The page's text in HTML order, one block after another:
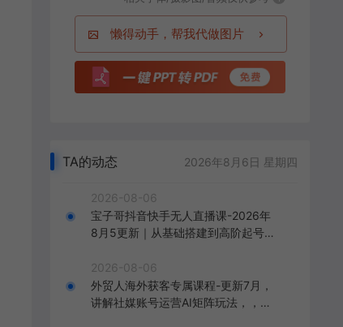
懒得动手，帮我代做图片
TA的动态 2026年8月6日 星期四
2026-08-06
宝子哥抖音快手无人直播课-2026年
8月5更新｜从基础搭建到高阶起号，
体系
2026-08-06
外贸人海外获客专属课程-更新7月，
讲解社媒账号运营AI矩阵玩法，，系